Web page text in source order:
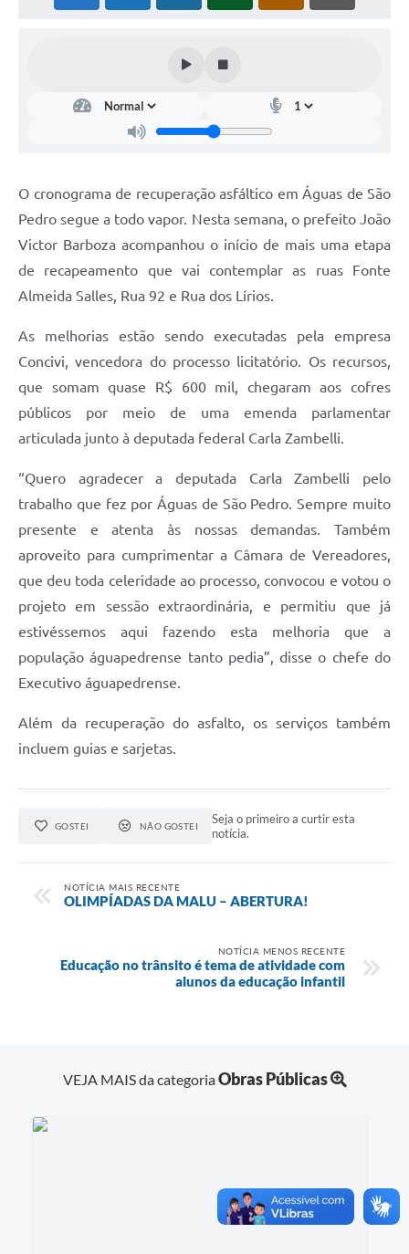
O cronograma de recuperação asfáltico em Águas de São
Pedro segue a todo vapor. Nesta semana, o prefeito João
Victor Barboza acompanhou o início de mais uma etapa
de recapeamento que vai contemplar as ruas Fonte
Almeida Salles, Rua 92 e Rua dos Lírios.
As melhorias estão sendo executadas pela empresa
Concivi, vencedora do processo licitatório. Os recursos,
que somam quase R$ 600 mil, chegaram aos cofres
públicos por meio de uma emenda parlamentar
articulada junto à deputada federal Carla Zambelli.
“Quero agradecer a deputada Carla Zambelli pelo
trabalho que fez por Águas de São Pedro. Sempre muito
presente e atenta às nossas demandas. Também
aproveito para cumprimentar a Câmara de Vereadores,
que deu toda celeridade ao processo, convocou e votou o
projeto em sessão extraordinária, e permitiu que já
estivéssemos aqui fazendo esta melhoria que a
população águapedrense tanto pedia”, disse o chefe do
Executivo águapedrense.
Além da recuperação do asfalto, os serviços também
incluem guias e sarjetas.
GOSTEI NÃO GOSTEI
Seja o primeiro a curtir esta
notícia.
NOTÍCIA MAIS RECENTE
OLIMPÍADAS DA MALU – ABERTURA!
NOTÍCIA MENOS RECENTE
Educação no trânsito é tema de atividade com
alunos da educação infantil
VEJA MAIS da categoriaObras Públicas